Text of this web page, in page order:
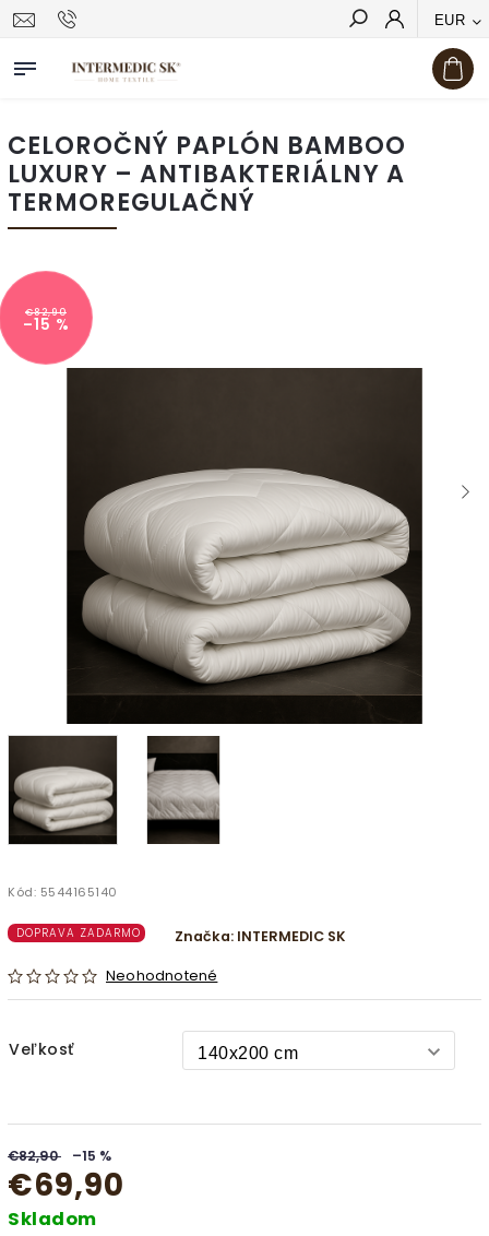
EUR
Hľadať
CELOROČNÝ PAPLÓN BAMBOO
LUXURY – ANTIBAKTERIÁLNY A
TERMOREGULAČNÝ
€82,90
–15 %
Kód: 5544165140
DOPRAVA ZADARMO
Neohodnotené
Značka: INTERMEDIC SK
Veľkosť
€82,90 –15 %
€69,90
Skladom